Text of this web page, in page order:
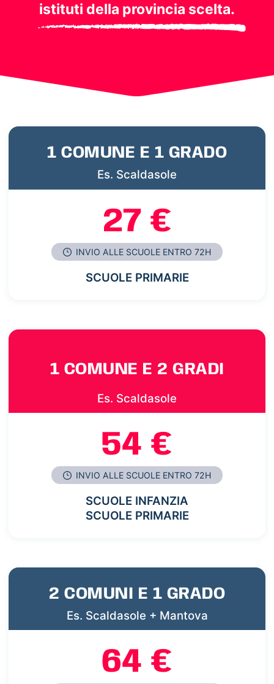
istituti della provincia scelta.
1 COMUNE E 1 GRADO
Es. Scaldasole
27 €
INVIO ALLE SCUOLE ENTRO 72H
SCUOLE PRIMARIE
1 COMUNE E 2 GRADI
Es. Scaldasole
54 €
INVIO ALLE SCUOLE ENTRO 72H
SCUOLE INFANZIA
SCUOLE PRIMARIE
2 COMUNI E 1 GRADO
Es. Scaldasole + Mantova
64 €